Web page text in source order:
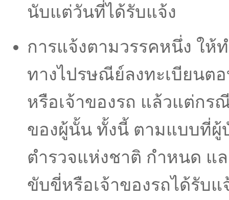
นับแต่วันที่ได้รับแจ้ง
การแจ้งตามวรรคหนึ่ง ให้
ทางไปรษณีย์ลงทะเบียนต
หรือเจ้าของรถ แล้วแต่กร
ของผู้นั้น ทั้งนี้ ตามแบบที่ผู้
ตํารวจแห่งชาติ กําหนด แ
ขับขี่หรือเจ้าของรถได้รับแ